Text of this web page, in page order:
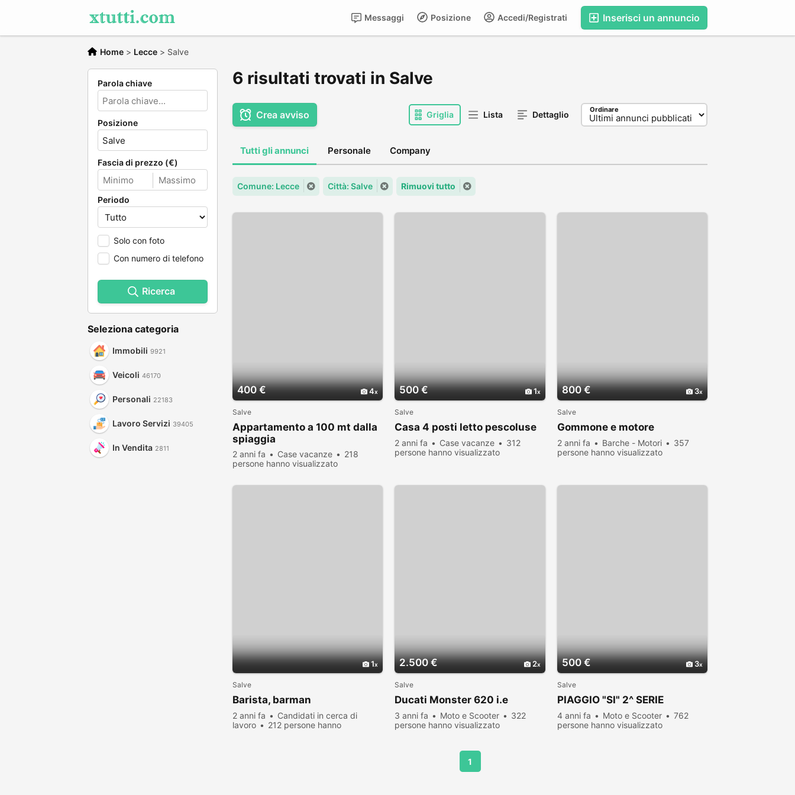
Inserisci un annuncio
Accedi/Registrati
Posizione
Messaggi
Home > Lecce > Salve
Parola chiave
Posizione
Fascia di prezzo (€)
Periodo
Solo con foto
Con numero di telefono
Ricerca
Seleziona categoria
Immobili 9921
Veicoli 46170
Personali 22183
Lavoro Servizi 39405
In Vendita 2811
6 risultati trovati in Salve
Crea avviso Griglia Lista Dettaglio Ordinare
Tutti gli annunci Personale Company
Comune: Lecce Città: Salve Rimuovi tutto
400 € 4
Salve
Appartamento a 100 mt dalla
spiaggia
2 anni fa Case vacanze
218
persone hanno visualizzato
500 € 1
Salve
Casa 4 posti letto pescoluse
2 anni fa Case vacanze
312
persone hanno visualizzato
800 € 3
Salve
Gommone e motore
2 anni fa Barche - Motori
357
persone hanno visualizzato
1
Salve
Barista, barman
2 anni fa
Candidati in cerca di
lavoro
212 persone hanno
2.500 € 2
Salve
Ducati Monster 620 i.e
3 anni fa Moto e Scooter
322
persone hanno visualizzato
500 € 3
Salve
PIAGGIO "SI" 2^ SERIE
4 anni fa Moto e Scooter
762
persone hanno visualizzato
1